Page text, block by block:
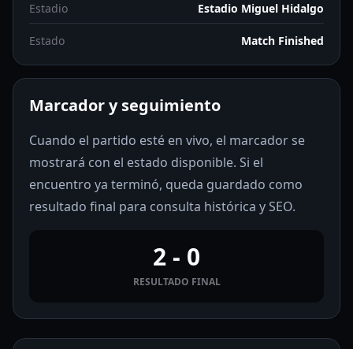
Estadio Estadio Miguel Hidalgo
Estado Match Finished
Marcador y seguimiento
Cuando el partido esté en vivo, el marcador se
mostrará con el estado disponible. Si el
encuentro ya terminó, queda guardado como
resultado final para consulta histórica y SEO.
2 - 0
RESULTADO FINAL